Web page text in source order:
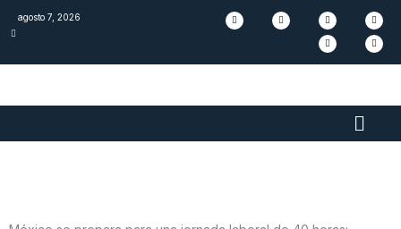
agosto 7, 2026
F
a
c
o
I
n
s
r
L
i
n
k
e
i
T
i
k
t
o
S
p
o
t
i
y
Y
o
u
t
u
e
Main